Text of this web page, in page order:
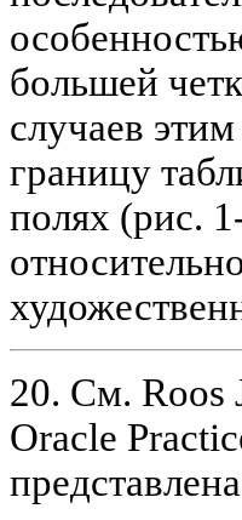
большей
случаев
границу
полях (рис.
20. См. Roos
Oracle